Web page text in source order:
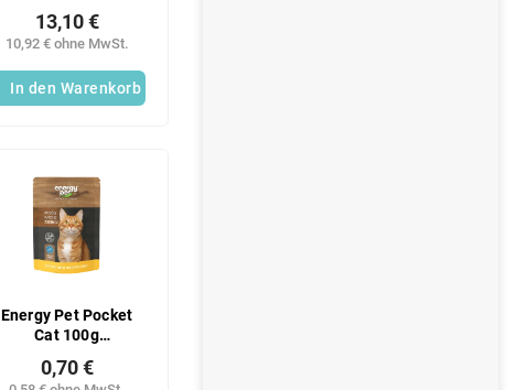
10,92 € ohne MwSt.
13,10 €
In den Warenkorb
Energy Pet Pocket
Cat 100g
0,70 €